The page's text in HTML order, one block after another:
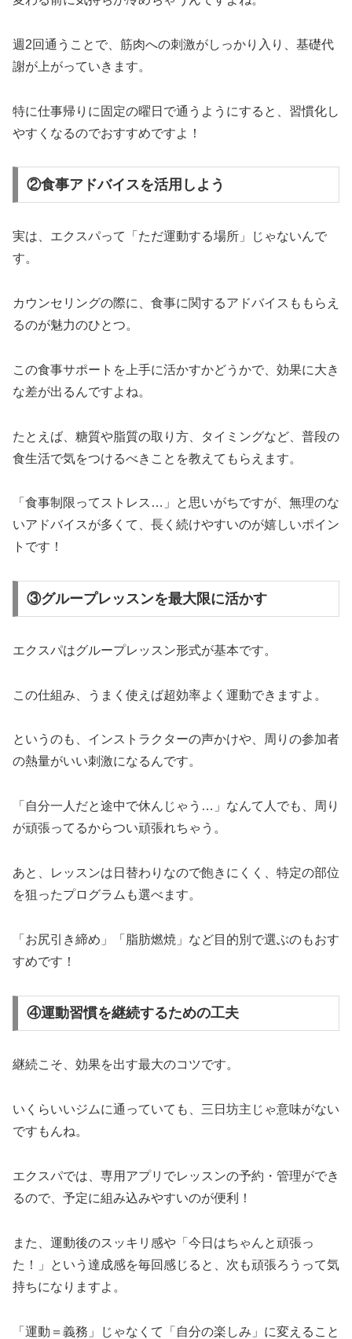
週2回通うことで、筋肉への刺激がしっかり入り、基礎代
謝が上がっていきます。
特に仕事帰りに固定の曜日で通うようにすると、習慣化し
やすくなるのでおすすめですよ！
②食事アドバイスを活用しよう
実は、エクスパって「ただ運動する場所」じゃないんで
す。
カウンセリングの際に、食事に関するアドバイスももらえ
るのが魅力のひとつ。
この食事サポートを上手に活かすかどうかで、効果に大き
な差が出るんですよね。
たとえば、糖質や脂質の取り方、タイミングなど、普段の
食生活で気をつけるべきことを教えてもらえます。
「食事制限ってストレス…」と思いがちですが、無理のな
いアドバイスが多くて、長く続けやすいのが嬉しいポイン
トです！
③グループレッスンを最大限に活かす
エクスパはグループレッスン形式が基本です。
この仕組み、うまく使えば超効率よく運動できますよ。
というのも、インストラクターの声かけや、周りの参加者
の熱量がいい刺激になるんです。
「自分一人だと途中で休んじゃう…」なんて人でも、周り
が頑張ってるからつい頑張れちゃう。
あと、レッスンは日替わりなので飽きにくく、特定の部位
を狙ったプログラムも選べます。
「お尻引き締め」「脂肪燃焼」など目的別で選ぶのもおす
すめです！
④運動習慣を継続するための工夫
継続こそ、効果を出す最大のコツです。
いくらいいジムに通っていても、三日坊主じゃ意味がない
ですもんね。
エクスパでは、専用アプリでレッスンの予約・管理ができ
るので、予定に組み込みやすいのが便利！
また、運動後のスッキリ感や「今日はちゃんと頑張っ
た！」という達成感を毎回感じると、次も頑張ろうって気
持ちになりますよ。
「運動＝義務」じゃなくて「自分の楽しみ」に変えること